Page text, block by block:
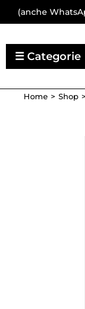
(anche
Home Shop